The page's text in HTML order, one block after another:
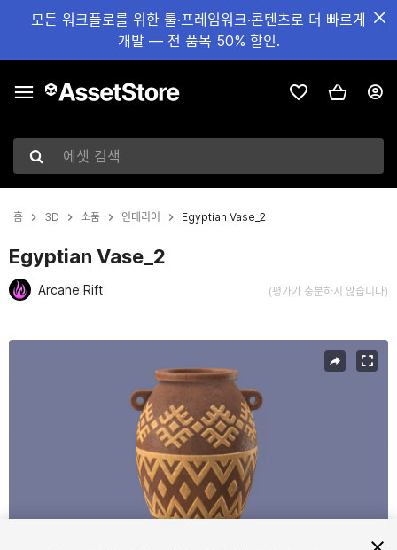
모든 워크플로를 위한 툴·프레임워크·콘텐츠로 더 빠르게
개발 — 전 품목 50% 할인.
에셋 검색
홈 3D 소품 인테리어 Egyptian Vase_2
Egyptian Vase_2
Arcane Rift (평가가 충분하지 않습니다)